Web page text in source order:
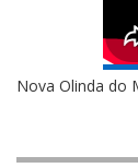
Nova Olinda do